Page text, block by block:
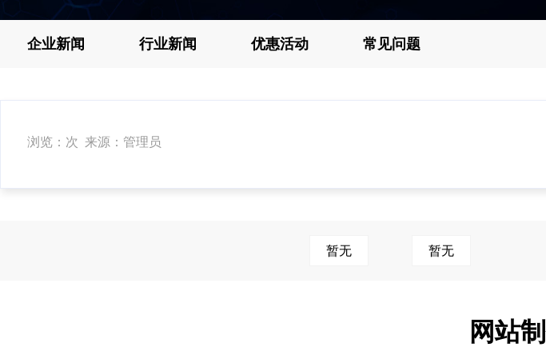
企业新闻 行业新闻 优惠活动 常见问题
浏览：次 来源：管理员
暂无 暂无
网站